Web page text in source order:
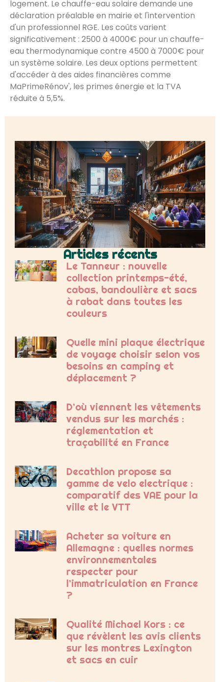
logement. Le chauffe-eau solaire demande une
déclaration préalable en mairie et l'intervention
d'un professionnel RGE. Les coûts varient
significativement : 2500 à 4000€ pour un chauffe-
eau thermodynamique contre 4500 à 7000€ pour
un système solaire. Les deux options permettent
d'accéder à des aides financières comme
MaPrimeRénov', les primes énergie et la TVA
réduite à 5,5%.
Articles récents
Le Tanneur : nouvelle
collection printemps-été,
cabas, bandoulière et sacs
à rabat dans toutes les
couleurs
Quelle mini plaque électrique
de voyage choisir selon vos
besoins en camping et
déplacement ?
D’où viennent les vêtements
vendus sur les marchés :
réglementation et
traçabilité en France
Decathlon propose sa
gamme de velo electrique :
comparatif des VAE pour la
ville et le VTT
Acheter sa voiture en
Allemagne : quelles normes
environnementales
respecter pour
l’immatriculation en France
?
Qualité Michael Kors : ce
que révèlent les avis clients
sur les montres Lexington
et sacs en cuir